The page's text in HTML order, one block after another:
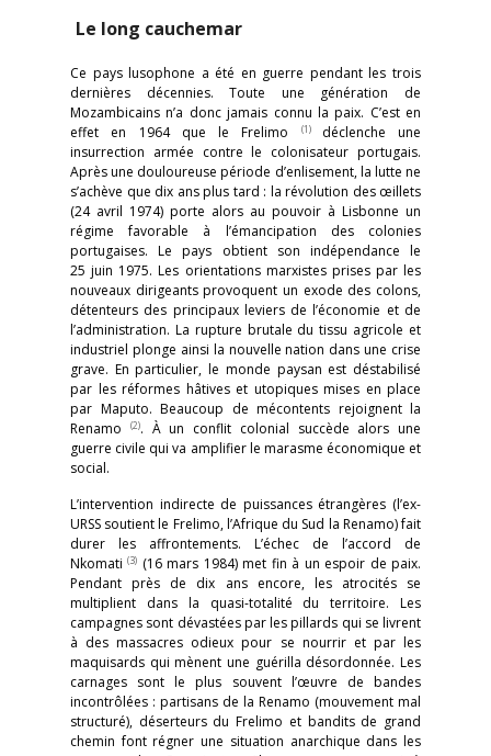
Le long cauchemar
Ce pays lusophone a été en guerre pendant les trois
dernières décennies. Toute une génération de
Mozambicains n’a donc jamais connu la paix. C’est en
effet en 1964 que le Frelimo
(1)
déclenche une
insurrection armée contre le colonisateur portugais.
Après une douloureuse période d’enlisement, la lutte ne
s’achève que dix ans plus tard : la révolution des œillets
(24 avril 1974) porte alors au pouvoir à Lisbonne un
régime favorable à l’émancipation des colonies
portugaises. Le pays obtient son indépendance le
25 juin 1975. Les orientations marxistes prises par les
nouveaux dirigeants provoquent un exode des colons,
détenteurs des principaux leviers de l’économie et de
l’administration. La rupture brutale du tissu agricole et
industriel plonge ainsi la nouvelle nation dans une crise
grave. En particulier, le monde paysan est déstabilisé
par les réformes hâtives et utopiques mises en place
par Maputo. Beaucoup de mécontents rejoignent la
Renamo
(2). À un conflit colonial succède alors une
guerre civile qui va amplifier le marasme économique et
social.
L’intervention indirecte de puissances étrangères (l’ex-
URSS soutient le Frelimo, l’Afrique du Sud la Renamo) fait
durer les affrontements. L’échec de l’accord de
Nkomati(3) (16 mars 1984) met fin à un espoir de paix.
Pendant près de dix ans encore, les atrocités se
multiplient dans la quasi-totalité du territoire. Les
campagnes sont dévastées par les pillards qui se livrent
à des massacres odieux pour se nourrir et par les
maquisards qui mènent une guérilla désordonnée. Les
carnages sont le plus souvent l’œuvre de bandes
incontrôlées : partisans de la Renamo (mouvement mal
structuré), déserteurs du Frelimo et bandits de grand
chemin font régner une situation anarchique dans les